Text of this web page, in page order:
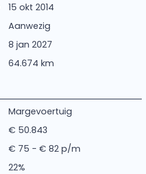
15 okt 2014
Aanwezig
8 jan 2027
64.674 km
Margevoertuig
€ 50.843
€ 75 - € 82 p/m
22%